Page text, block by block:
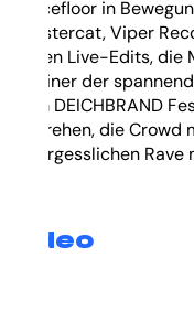
Dancefloor in
Monstercat, Viper
viralen Live-Edits,
als einer der
Beim DEICHBRAND
aufdrehen, die
unvergesslichen Rave
Video